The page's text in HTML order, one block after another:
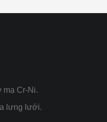
mạ Cr-Ni.
lưng lưới.